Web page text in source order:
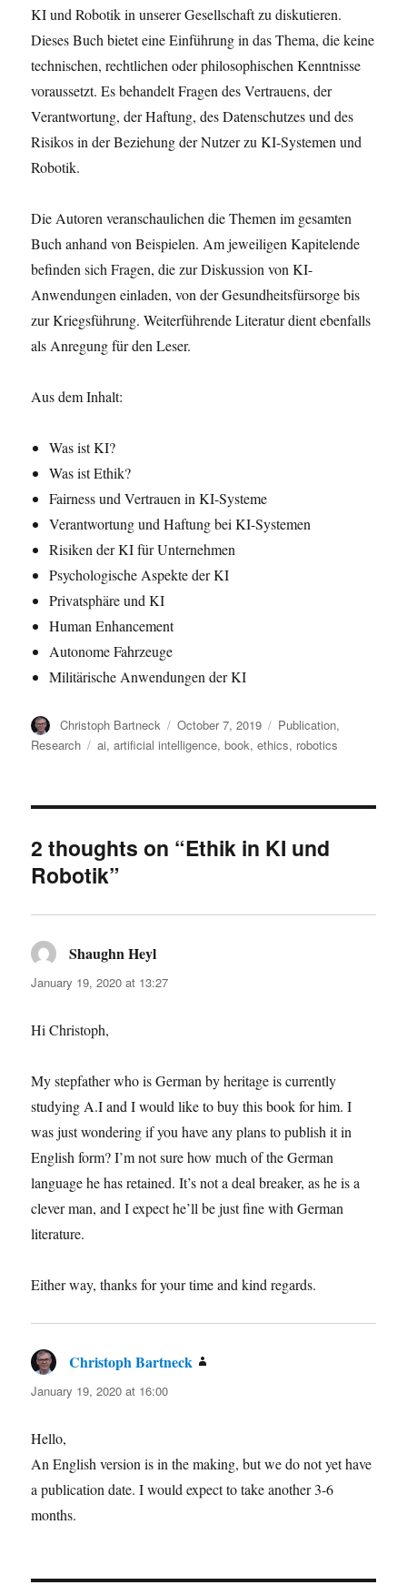
KI und Robotik in unserer Gesellschaft zu diskutieren.
Dieses Buch bietet eine Einführung in das Thema, die keine
technischen, rechtlichen oder philosophischen Kenntnisse
voraussetzt. Es behandelt Fragen des Vertrauens, der
Verantwortung, der Haftung, des Datenschutzes und des
Risikos in der Beziehung der Nutzer zu KI-Systemen und
Robotik.
Die Autoren veranschaulichen die Themen im gesamten
Buch anhand von Beispielen. Am jeweiligen Kapitelende
befinden sich Fragen, die zur Diskussion von KI-
Anwendungen einladen, von der Gesundheitsfürsorge bis
zur Kriegsführung. Weiterführende Literatur dient ebenfalls
als Anregung für den Leser.
Aus dem Inhalt:
Was ist KI?
Was ist Ethik?
Fairness und Vertrauen in KI-Systeme
Verantwortung und Haftung bei KI-Systemen
Risiken der KI für Unternehmen
Psychologische Aspekte der KI
Privatsphäre und KI
Human Enhancement
Autonome Fahrzeuge
Militärische Anwendungen der KI
Author
Christoph Bartneck
Posted
on
October 7, 2019 Categories
Publication,
Research
Tags
ai,artificial intelligence,book,ethics, robotics
2 thoughts on “Ethik in KI und
Robotik”
Shaughn Heyl
January 19, 2020 at 13:27
Hi Christoph,
My stepfather who is German by heritage is currently
studying A.I and I would like to buy this book for him. I
was just wondering if you have any plans to publish it in
English form? I’m not sure how much of the German
language he has retained. It’s not a deal breaker, as he is a
clever man, and I expect he’ll be just fine with German
literature.
Either way, thanks for your time and kind regards.
Christoph Bartneck
January 19, 2020 at 16:00
Hello,
An English version is in the making, but we do not yet have
a publication date. I would expect to take another 3-6
months.